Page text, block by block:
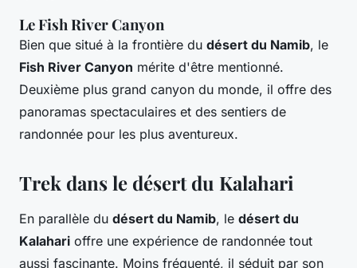
Le Fish River Canyon
Bien que situé à la frontière du désert du Namib, le
Fish River Canyon mérite d'être mentionné.
Deuxième plus grand canyon du monde, il offre des
panoramas spectaculaires et des sentiers de
randonnée pour les plus aventureux.
Trek dans le désert du Kalahari
En parallèle du désert du Namib, le désert du
Kalahari offre une expérience de randonnée tout
aussi fascinante. Moins fréquenté, il séduit par son